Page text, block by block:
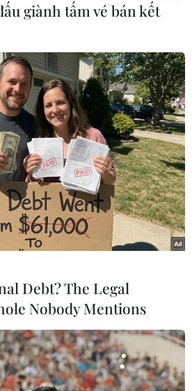
dự thi
với môn tự
thí sinh đăng ký nhất với
là Địa lý với 448.725 em, Vật
đăng ký và Ngoại ngữ có
giành tấm vé bán kết
Debt? The Legal
Nobody Mentions